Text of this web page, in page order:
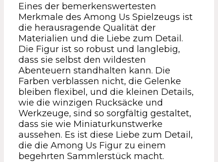
Eines der bemerkenswertesten
Merkmale des Among Us Spielzeugs ist
die herausragende Qualität der
Materialien und die Liebe zum Detail.
Die Figur ist so robust und langlebig,
dass sie selbst den wildesten
Abenteuern standhalten kann. Die
Farben verblassen nicht, die Gelenke
bleiben flexibel, und die kleinen Details,
wie die winzigen Rucksäcke und
Werkzeuge, sind so sorgfältig gestaltet,
dass sie wie Miniaturkunstwerke
aussehen. Es ist diese Liebe zum Detail,
die die Among Us Figur zu einem
begehrten Sammlerstück macht.